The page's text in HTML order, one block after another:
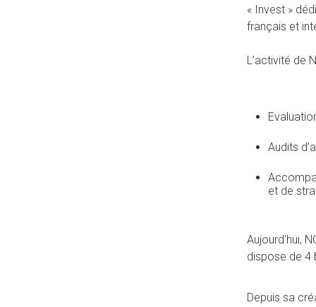
« Invest »
français et
L’activité de
Audits
et de
Aujourd’hui,
dispose de 4
Depuis sa